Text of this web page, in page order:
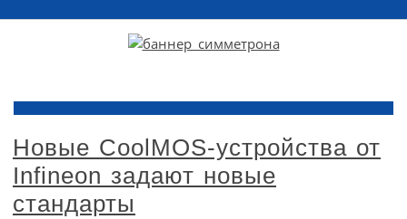
Новые CoolMOS-устройства от
Infineon задают новые
стандарты